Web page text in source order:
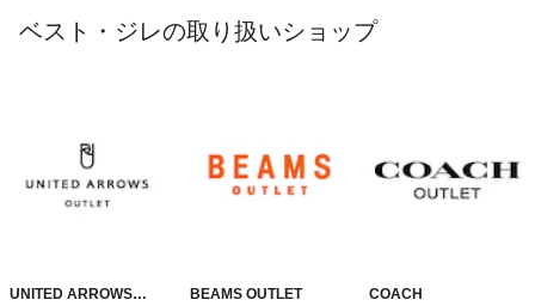
ベスト・ジレの取り扱いショップ
UNITED ARROWS
BEAMS OUTLET COACH